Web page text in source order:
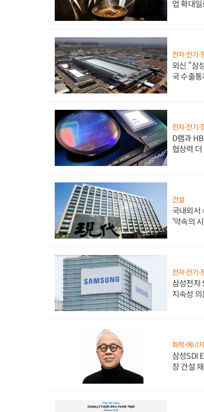
업 확대
전자·전기·
외신 "삼
국 수출
전자·전기·
D램과
협상력 더
건설
국내외서
'약속의
전자·전기·
삼성전자
지속성
화학·에너지
삼성SDI
장 건설